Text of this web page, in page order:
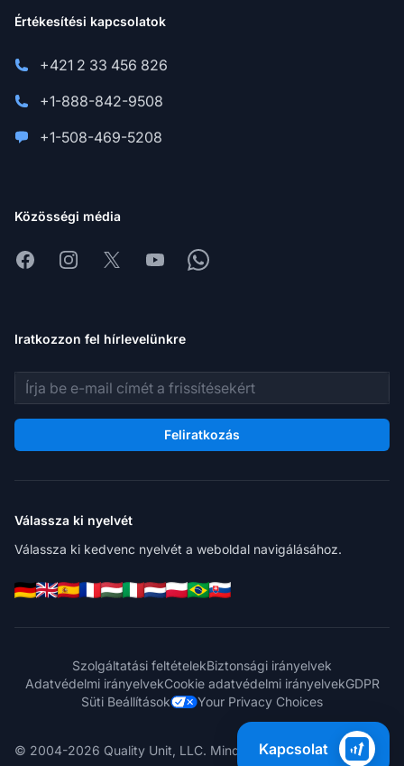
Értékesítési kapcsolatok
+421 2 33 456 826
+1-888-842-9508
+1-508-469-5208
Közösségi média
FacebookInstagram
X YoutubeWhatsapp
Iratkozzon fel hírlevelünkre
E-mail cím
Feliratkozás
Válassza ki nyelvét
Válassza ki kedvenc nyelvét a weboldal navigálásához.
Szolgáltatási feltételekBiztonsági irányelvek
Adatvédelmi irányelvekCookie adatvédelmi irányelvekGDPR
Süti Beállítások
Your Privacy Choices
© 2004-2026 Quality Unit, LLC. Minden jog fenntartva.
Kapcsolat